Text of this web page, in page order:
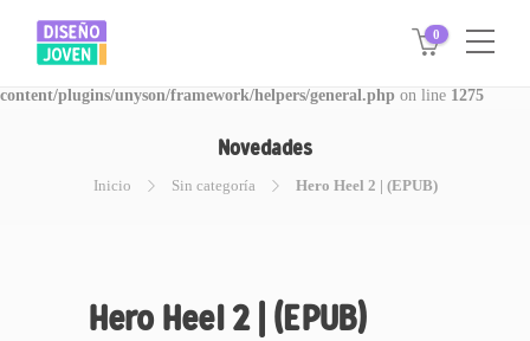
Warning: Invalid argument supplied for foreach() in
/www/disegnojoven.com.ar/htdocs/wp-
content/plugins/unyson/framework/helpers/general.php on line 1275
0
Novedades
Inicio Sin categoría Hero Heel 2 | (EPUB)
Hero Heel 2 | (EPUB)